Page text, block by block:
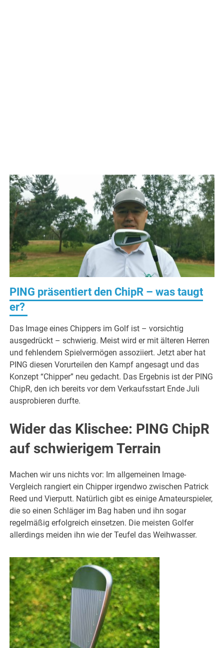
PING präsentiert den ChipR – was taugt
er?
Das Image eines Chippers im Golf ist – vorsichtig
ausgedrückt – schwierig. Meist wird er mit älteren Herren
und fehlendem Spielvermögen assoziiert. Jetzt aber hat
PING diesen Vorurteilen den Kampf angesagt und das
Konzept “Chipper” neu gedacht. Das Ergebnis ist der PING
ChipR, den ich bereits vor dem Verkaufsstart Ende Juli
ausprobieren durfte.
Wider das Klischee: PING ChipR
auf schwierigem Terrain
Machen wir uns nichts vor: Im allgemeinen Image-
Vergleich rangiert ein Chipper irgendwo zwischen Patrick
Reed und Vierputt. Natürlich gibt es einige Amateurspieler,
die so einen Schläger im Bag haben und ihn sogar
regelmäßig erfolgreich einsetzen. Die meisten Golfer
allerdings meiden ihn wie der Teufel das Weihwasser.